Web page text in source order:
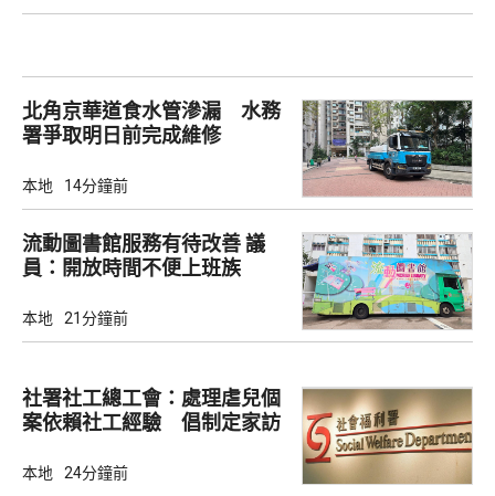
北角京華道食水管滲漏 水務
署爭取明日前完成維修
本地 14分鐘前
流動圖書館服務有待改善 議
員：開放時間不便上班族
本地 21分鐘前
社署社工總工會：處理虐兒個
案依賴社工經驗 倡制定家訪
本地 24分鐘前